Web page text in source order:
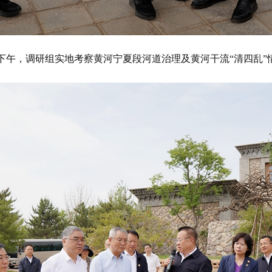
午，调研组实地考察黄河宁夏段河道治理及黄河干流“清四乱”